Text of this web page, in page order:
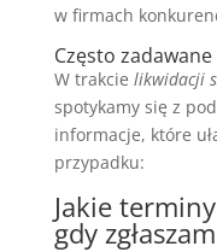
w firmach
Często
W trakcie likwidacji
spotykamy się z
informacje, które
przypadku:
Jakie
gdy